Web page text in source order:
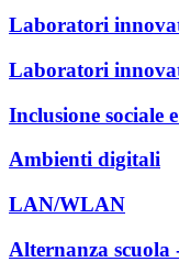
Laboratori
Laboratori
Inclusione sociale
Ambienti digitali
LAN/WLAN
Alternanza scuola